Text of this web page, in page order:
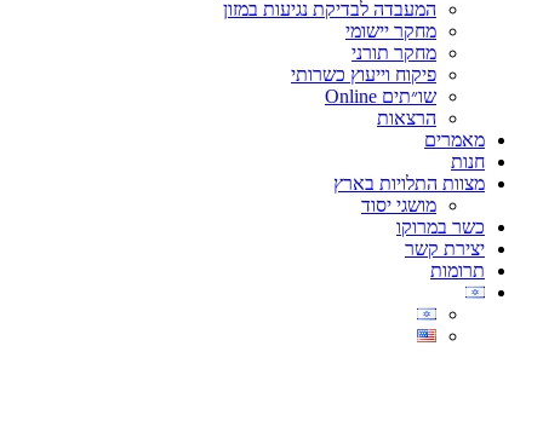
המעבדה לבדיקת נגיעות במזון
מחקר יישומי
מחקר תורני
פיקוח וייעוץ כשרותי
שו״תים Online
הרצאות
מאמרים
חנות
מצוות התלויות בארץ
מושגי יסוד
כשר במרוקו
יצירת קשר
תרומות